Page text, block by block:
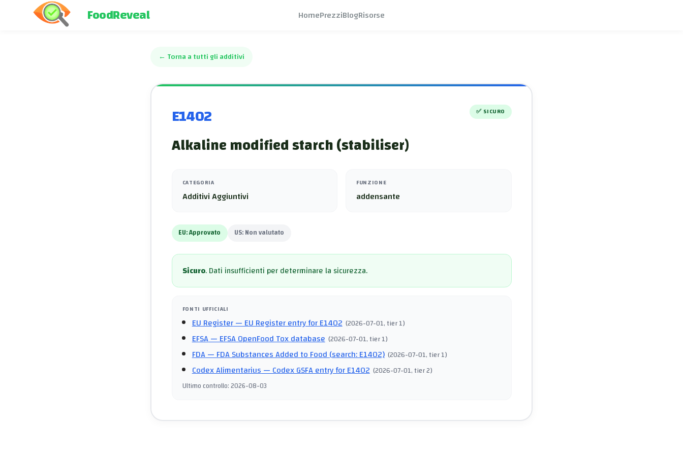
FoodReveal HomePrezziBlogRisorse
← Torna a tutti gli additivi
E1402 ✅ SICURO
Alkaline modified starch (stabiliser)
CATEGORIA
Additivi Aggiuntivi
FUNZIONE
addensante
EU:Approvato US:Non valutato
Sicuro.Dati insufficienti per determinare la sicurezza.
FONTI UFFICIALI
EU Register— EU Register entry for E1402 (2026-07-01, tier 1)
EFSA— EFSA OpenFood Tox database (2026-07-01, tier 1)
FDA— FDA Substances Added to Food (search: E1402) (2026-07-01, tier 1)
Codex Alimentarius— Codex GSFA entry for E1402 (2026-07-01, tier 2)
Ultimo controllo:2026-08-03